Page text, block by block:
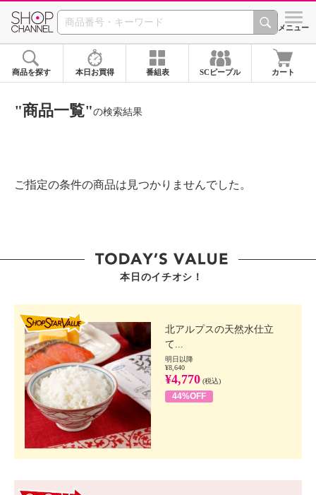
SHOP CHANNEL ショッ
メニュー
商品を探す 本日お買得 番組表 SCピープル カート
"商品一覧"の検索結果
ご指定の条件の商品は見つかりませんでした。
本日のイチオシ！
北アルプスの天然水仕立
て...
明日以降
¥8,640
¥4,770 (税込)
44%OFF